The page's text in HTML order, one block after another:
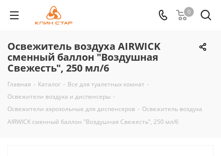
0
Освежитель воздуха AIRWICK
сменный баллон "Воздушная
Свежесть", 250 мл/6
Главная - Каталог - Все для туалетных комнат -
Освежители воздуха и диспенсеры -
Освежители аэрозольные для диспенсеров - Освежитель воздуха
AIRWICK сменный баллон "Воздушная Свежесть", 250 мл/6